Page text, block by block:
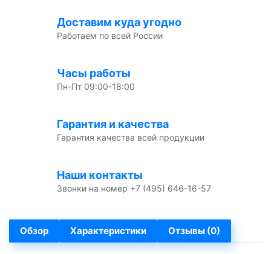
Доставим куда угодно
Работаем по всей России
Часы работы
Пн-Пт 09:00-18:00
Гарантия и качества
Гарантия качества всей продукции
Наши контакты
Звонки на номер +7 (495) 646-16-57
Обзор Характеристики Отзывы (0)